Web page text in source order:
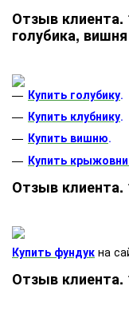
Отзыв клиента.
голубика,
Купить голубику.
Купить клубнику.
Купить вишню.
Купить
Отзыв клиента.
Купить фундук на
Отзыв клиента.